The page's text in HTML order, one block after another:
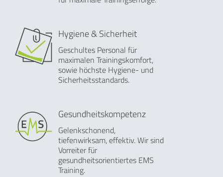
Hygiene & Sicherheit
Geschultes Personal für
maximalen Trainingskomfort,
sowie höchste Hygiene- und
Sicherheitsstandards.
Gesundheitskompetenz
Gelenkschonend,
tiefenwirksam, effektiv. Wir sind
Vorreiter für
gesundheitsorientiertes EMS
Training.